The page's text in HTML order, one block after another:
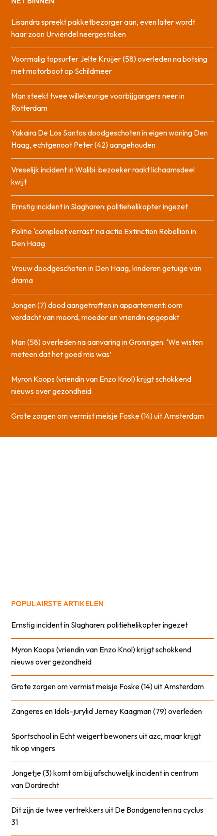
Lisandra spreekt pakketbezorger aan, even later wordt
haar zoon Urviëndel neergestoken
Voormalig topsurfer Jelte Kruijer (58) overleden na botsing
met motorboot op Schildmeer
Man steekt twee willekeurige voorbijgangers neer in
Rotterdam
Yakaira De Los Santos doodgeschoten in eigen woning Den
Haag, echtgenoot Peter (42) aangehouden
Vreselijk incident in Walibi: bezoeker raakt lichaamsdeel
kwijt
Ernstig incident in Slagharen: politiehelikopter ingezet
Politie ‘compleet verrast’ na actie Extinction Rebellion in
Den Haag
Vrouw doodgeschoten in Den Haag, kinderen getuige van
drama
Jongen (7) dood aangetroffen in appartement: oom
verdacht van moord, moeder en vriendin opgepakt
Man (58) overleden na aanvaring in Groningen: ‘We wisten
meteen dat het goed mis was’
Myron Koops (vriendin van Enzo Knol) krijgt schokkend
nieuws over gezondheid
Grote zorgen om vermist meisje Foske (14) uit Amsterdam
POPULAIRSTE ARTIKELEN
Ernstig incident in Slagharen: politiehelikopter ingezet
Myron Koops (vriendin van Enzo Knol) krijgt schokkend
nieuws over gezondheid
Grote zorgen om vermist meisje Foske (14) uit Amsterdam
Zangeres en Idols-jurylid Jerney Kaagman (79) overleden
Sportschool in Echt weigert bewoners uit azc, maar krijgt
tik op vingers
Jongetje (3) komt om bij afschuwelijk incident in centrum
van Dordrecht
Dit zijn de twee vertrekkers uit De Bondgenoten na cyclus
31